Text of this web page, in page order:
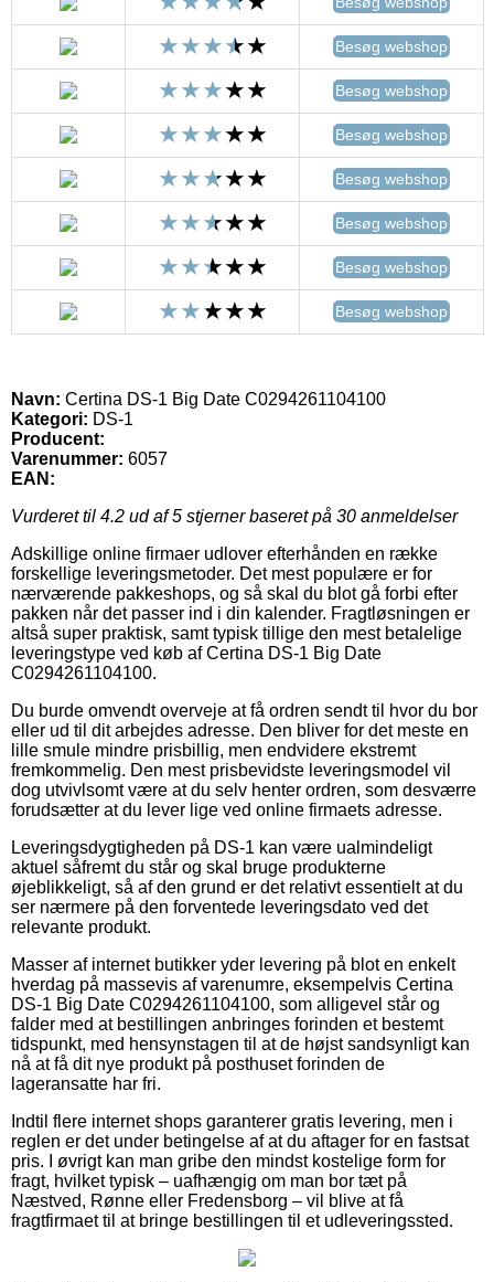
Besøg webshop
Besøg webshop
Besøg webshop
Besøg webshop
Besøg webshop
Besøg webshop
Besøg webshop
Navn: Certina DS-1 Big Date C0294261104100
Kategori: DS-1
Producent:
Varenummer: 6057
EAN:
Vurderet til 4.2 ud af 5 stjerner baseret på 30 anmeldelser
Adskillige online firmaer udlover efterhånden en række
forskellige leveringsmetoder. Det mest populære er for
nærværende pakkeshops, og så skal du blot gå forbi efter
pakken når det passer ind i din kalender. Fragtløsningen er
altså super praktisk, samt typisk tillige den mest betalelige
leveringstype ved køb af Certina DS-1 Big Date
C0294261104100.
Du burde omvendt overveje at få ordren sendt til hvor du bor
eller ud til dit arbejdes adresse. Den bliver for det meste en
lille smule mindre prisbillig, men endvidere ekstremt
fremkommelig. Den mest prisbevidste leveringsmodel vil
dog utvivlsomt være at du selv henter ordren, som desværre
forudsætter at du lever lige ved online firmaets adresse.
Leveringsdygtigheden på DS-1 kan være ualmindeligt
aktuel såfremt du står og skal bruge produkterne
øjeblikkeligt, så af den grund er det relativt essentielt at du
ser nærmere på den forventede leveringsdato ved det
relevante produkt.
Masser af internet butikker yder levering på blot en enkelt
hverdag på massevis af varenumre, eksempelvis Certina
DS-1 Big Date C0294261104100, som alligevel står og
falder med at bestillingen anbringes forinden et bestemt
tidspunkt, med hensynstagen til at de højst sandsynligt kan
nå at få dit nye produkt på posthuset forinden de
lageransatte har fri.
Indtil flere internet shops garanterer gratis levering, men i
reglen er det under betingelse af at du aftager for en fastsat
pris. I øvrigt kan man gribe den mindst kostelige form for
fragt, hvilket typisk – uafhængig om man bor tæt på
Næstved, Rønne eller Fredensborg – vil blive at få
fragtfirmaet til at bringe bestillingen til et udleveringssted.